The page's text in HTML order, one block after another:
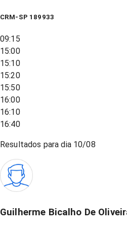
CRM-SP 189933
09:15
15:00
15:10
15:20
15:50
16:00
16:10
16:40
Resultados para dia 10/08
Guilherme Bicalho De